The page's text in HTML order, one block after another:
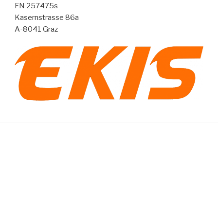
FN 257475s
Kasernstrasse 86a
A-8041 Graz